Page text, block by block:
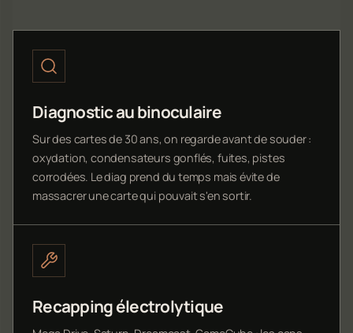
Diagnostic au binoculaire
Sur des cartes de 30 ans, on regarde avant de souder :
oxydation, condensateurs gonflés, fuites, pistes
corrodées. Le diag prend du temps mais évite de
massacrer une carte qui pouvait s'en sortir.
Recapping électrolytique